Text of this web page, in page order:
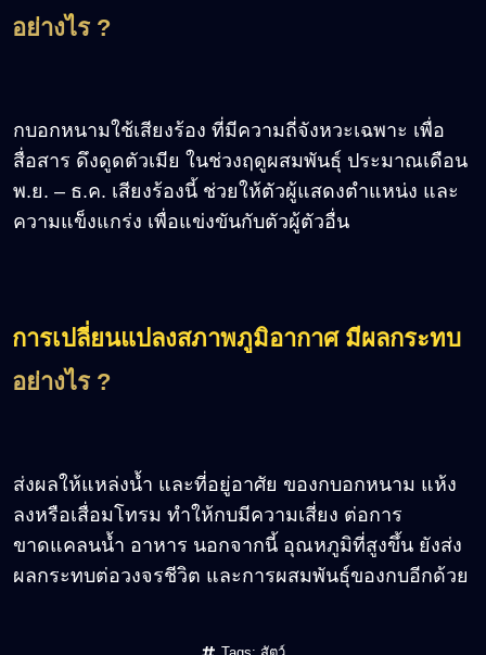
อย่างไร ?
กบอกหนามใช้เสียงร้อง ที่มีความถี่จังหวะเฉพาะ เพื่อ
สื่อสาร ดึงดูดตัวเมีย ในช่วงฤดูผสมพันธุ์ ประมาณเดือน
พ.ย. – ธ.ค. เสียงร้องนี้ ช่วยให้ตัวผู้แสดงตำแหน่ง และ
ความแข็งแกร่ง เพื่อแข่งขันกับตัวผู้ตัวอื่น
การเปลี่ยนแปลงสภาพภูมิอากาศ มีผลกระทบ
อย่างไร ?
ส่งผลให้แหล่งน้ำ และที่อยู่อาศัย ของกบอกหนาม แห้ง
ลงหรือเสื่อมโทรม ทำให้กบมีความเสี่ยง ต่อการ
ขาดแคลนน้ำ อาหาร นอกจากนี้ อุณหภูมิที่สูงขึ้น ยังส่ง
ผลกระทบต่อวงจรชีวิต และการผสมพันธุ์ของกบอีกด้วย